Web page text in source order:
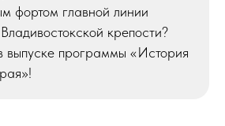
фортом главной линии
крепости?
выпуске программы «История